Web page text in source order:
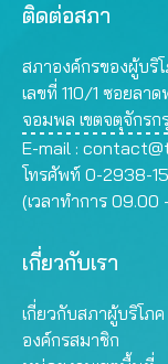
ติดต่อสภา
สภาองค์กรของผู้บริ
เลขที่ 110/1 ซอยลา
จอมพล เขตจตุจักร
E-mail :
โทรศัพท์ 0-2938-
(เวลาทำการ 09.00
เกี่ยวกับเรา
เกี่ยวกับสภาผู้บริโภค
องค์กรสมาชิก